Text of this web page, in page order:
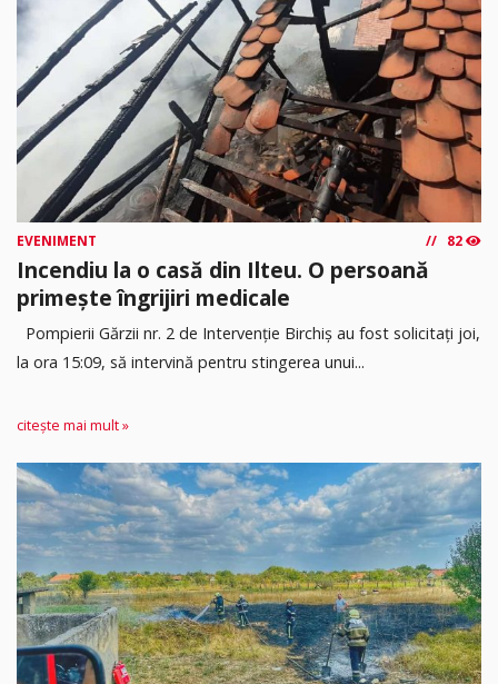
EVENIMENT 82
Incendiu la o casă din Ilteu. O persoană
primește îngrijiri medicale
Pompierii Gărzii nr. 2 de Intervenție Birchiș au fost solicitați joi,
la ora 15:09, să intervină pentru stingerea unui...
citește mai mult »